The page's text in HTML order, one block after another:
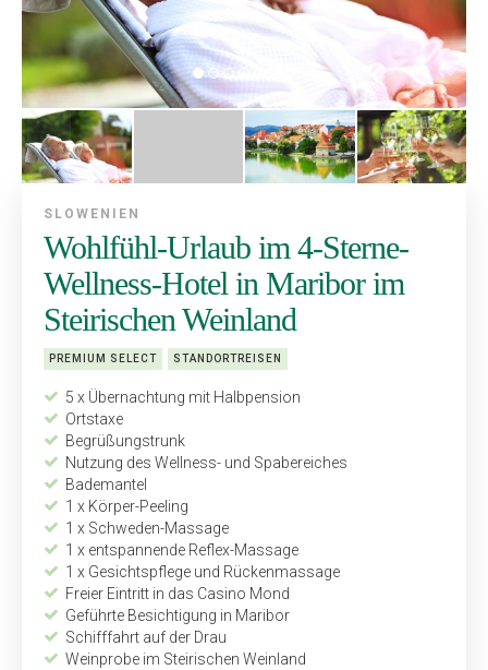
SLOWENIEN
Wohlfühl-Urlaub im 4-Sterne-
Wellness-Hotel in Maribor im
Steirischen Weinland
PREMIUM SELECT STANDORTREISEN
5 x Übernachtung mit Halbpension
Ortstaxe
Begrüßungstrunk
Nutzung des Wellness- und Spabereiches
Bademantel
1 x Körper-Peeling
1 x Schweden-Massage
1 x entspannende Reflex-Massage
1 x Gesichtspflege und Rückenmassage
Freier Eintritt in das Casino Mond
Geführte Besichtigung in Maribor
Schifffahrt auf der Drau
Weinprobe im Steirischen Weinland